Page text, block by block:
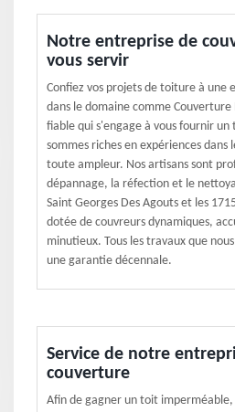
Notre entreprise de
vous servir
Confiez vos projets de toiture à une
dans le domaine comme
fiable qui s'engage à vous fournir
sommes riches en expériences
toute ampleur. Nos artisans sont
dépannage, la réfection et le
Saint Georges Des Agouts et les
dotée de couvreurs dynamiques,
minutieux. Tous les travaux que
une garantie décennale.
Service de notre
couverture
Afin de gagner un toit